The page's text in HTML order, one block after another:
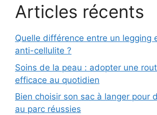
Articles récents
Quelle différence entre un legging
anti-cellulite ?
Soins de la peau : adopter une
efficace au quotidien
Bien choisir son sac à langer pour
au parc réussies